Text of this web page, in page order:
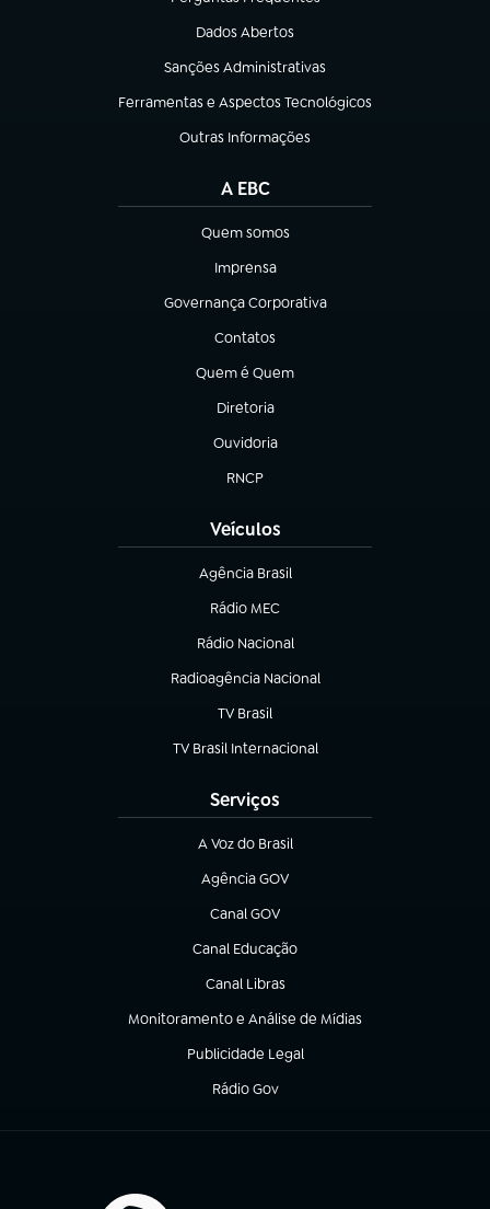
(abre em nova aba)
Dados Abertos
(abre em nova aba)
Sanções Administrativas
(abre em nova aba)
Ferramentas e Aspectos Tecnológicos
(abre em nova aba)
Outras Informações
(abre em nova aba)
A EBC
Quem somos
(abre em nova aba)
Imprensa
(abre em nova aba)
Governança Corporativa
(abre em nova aba)
Contatos
(abre em nova aba)
Quem é Quem
(abre em nova aba)
Diretoria
(abre em nova aba)
Ouvidoria
(abre em nova aba)
RNCP
(abre em nova aba)
Veículos
Agência Brasil
(abre em nova aba)
Rádio MEC
(abre em nova aba)
Rádio Nacional
Radioagência Nacional
(abre em nova aba)
TV Brasil
(abre em nova aba)
TV Brasil Internacional
(abre em nova aba)
Serviços
A Voz do Brasil
(abre em nova aba)
Agência GOV
(abre em nova aba)
Canal GOV
(abre em nova aba)
Canal Educação
(abre em nova aba)
Canal Libras
(abre em nova aba)
Monitoramento e Análise de Mídias
(abre em nova aba)
Publicidade Legal
(abre em nova aba)
Rádio Gov
(abre em nova aba)